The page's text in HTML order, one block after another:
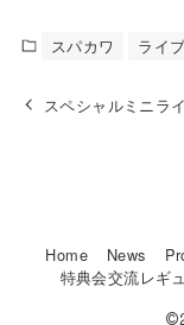
スパカワ ライ
スペシャルミニラ
Home News
特典会交流レギ